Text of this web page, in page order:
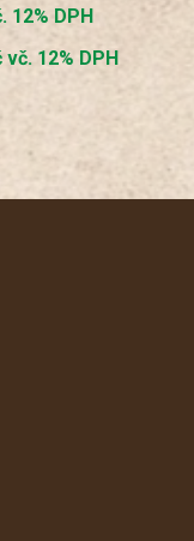
12% DPH
12% DPH